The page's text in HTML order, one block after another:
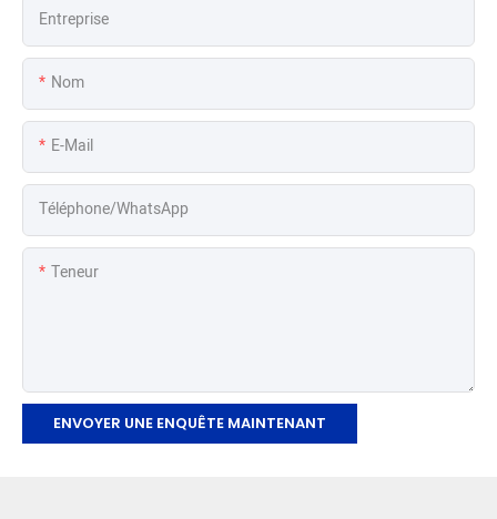
Entreprise
Nom
E-Mail
Téléphone/WhatsApp
Teneur
ENVOYER UNE ENQUÊTE MAINTENANT